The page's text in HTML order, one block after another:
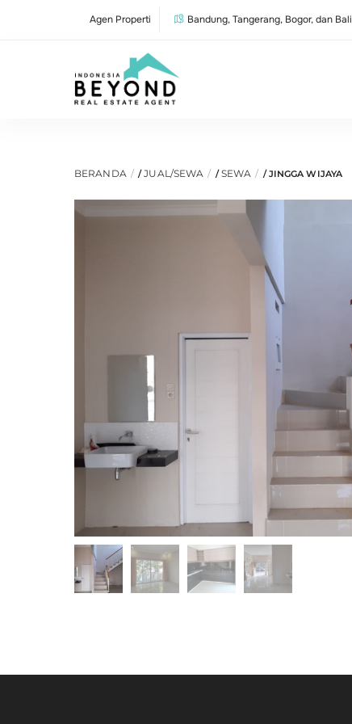
Agen Properti Bandung, Tangerang, Bogor, dan Bali
BERANDA /JUAL/SEWA / SEWA / JINGGA WIJAYA